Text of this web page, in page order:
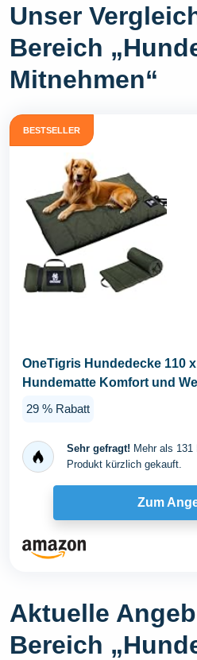
Unser
Bereich
Mitnehmen“
BESTSELLER
OneTigris Hundedecke 110
Hundematte Komfort und
Hundebett...
29 % Rabatt
Sehr gefragt! Mehr als 131
Produkt kürzlich gekauft.
Zum
Aktuelle
Bereich